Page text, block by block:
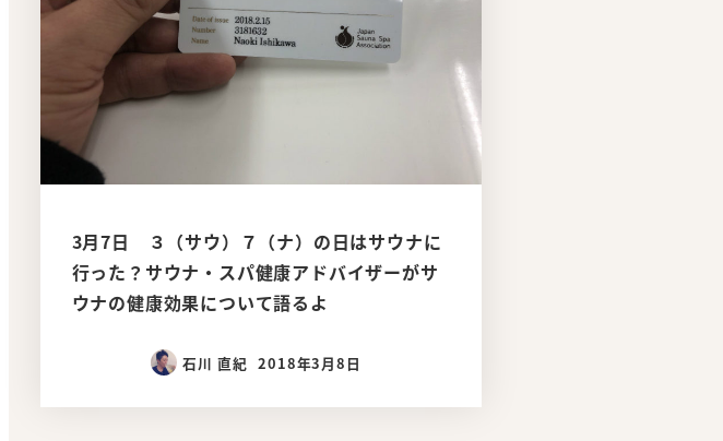
3月7日 ３（サウ）７（ナ）の日はサウナに
行った？サウナ・スパ健康アドバイザーがサ
ウナの健康効果について語るよ
石川 直紀 2018年3月8日